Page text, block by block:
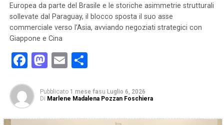
Europea da parte del Brasile e le storiche asimmetrie strutturali
sollevate dal Paraguay, il blocco sposta il suo asse
commerciale verso l’Asia, avviando negoziati strategici con
Giappone e Cina
Facebook
Mastodon
EmailCondividi
Pubblicato 1 mese fasu Luglio 6, 2026
Di Marlene Madalena Pozzan Foschiera